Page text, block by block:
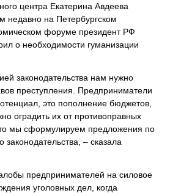
центра Екатерина Авдеева
недавно на Петербургском
форуме президент РФ
о необходимости гуманизации
законодательства нам нужно
преступления. Предприниматели
это пополнение бюджетов,
оградить их от противоправных
мы сформулируем предложения по
законодательства, – сказала
предпринимателей на силовое
уголовных дел, когда